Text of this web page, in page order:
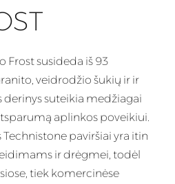
Frost susideda iš 93
veidrodžio šukių ir ir
derinyssuteikia medžiagai
aplinkos poveikiui.
paviršiai yra itin
ir drėgmei, todėl
tiek komercinėse